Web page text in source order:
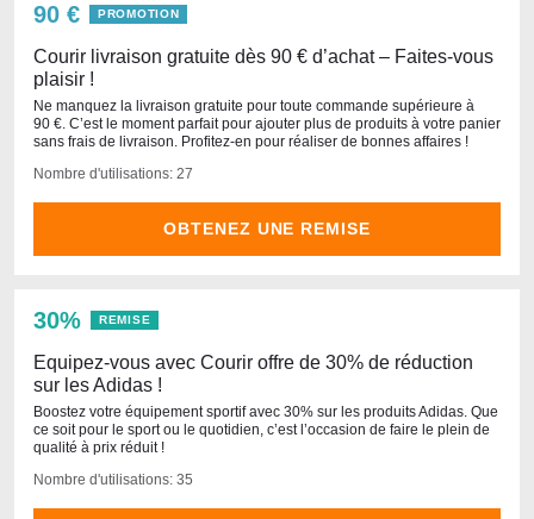
90 € PROMOTION
Courir livraison gratuite dès 90 € d’achat – Faites-vous
plaisir !
Ne manquez la livraison gratuite pour toute commande supérieure à
90 €. C’est le moment parfait pour ajouter plus de produits à votre panier
sans frais de livraison. Profitez-en pour réaliser de bonnes affaires !
Nombre d'utilisations: 27
OBTENEZ UNE REMISE
30% REMISE
Equipez-vous avec Courir offre de 30% de réduction
sur les Adidas !
Boostez votre équipement sportif avec 30% sur les produits Adidas. Que
ce soit pour le sport ou le quotidien, c’est l’occasion de faire le plein de
qualité à prix réduit !
Nombre d'utilisations: 35